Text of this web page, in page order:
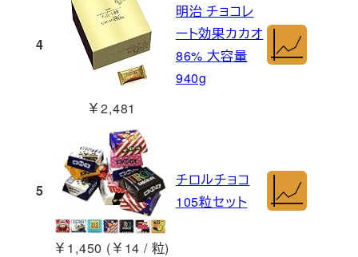
4
￥2,481
明治 チョコレ
ート効果カカオ
86% 大容量
940g
5
￥1,450 (￥14 / 粒)
チロルチョコ
105粒セット